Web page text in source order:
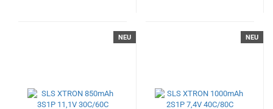
NEU NEU